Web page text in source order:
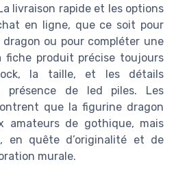
livraison rapide et les options
en ligne, que ce soit pour
ou pour compléter une
fiche produit précise toujours
la taille, et les détails
présence de led piles. Les
que la figurine dragon
amateurs de gothique, mais
en quête d’originalité et de
murale.